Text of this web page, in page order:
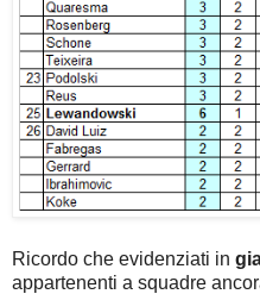
Ricordo che evidenziati in
appartenenti a squadre